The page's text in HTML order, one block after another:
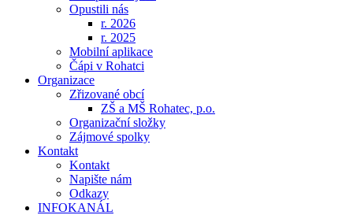
Opustili nás
r. 2026
r. 2025
Mobilní aplikace
Čápi v Rohatci
Organizace
Zřizované obcí
ZŠ a MŠ Rohatec, p.o.
Organizační složky
Zájmové spolky
Kontakt
Kontakt
Napište nám
Odkazy
INFOKANÁL